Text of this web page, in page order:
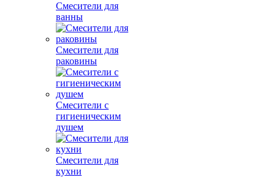
Смесители для
ванны
Смесители для
раковины
Смесители с
гигиеническим
душем
Смесители для
кухни